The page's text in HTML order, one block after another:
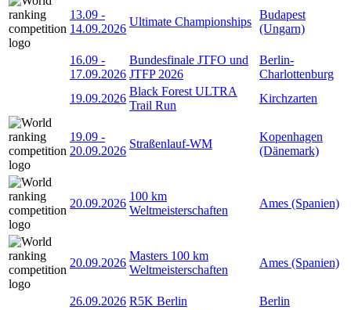
13.09 -
14.09.2026
Ultimate Championships
Budapest
(Ungarn)
16.09 -
17.09.2026
Bundesfinale JTFO und
JTFP 2026
Berlin-
Charlottenburg
19.09.2026
Black Forest ULTRA
Trail Run
Kirchzarten
19.09 -
20.09.2026
Straßenlauf-WM
Kopenhagen
(Dänemark)
20.09.2026
100 km
Weltmeisterschaften
Ames (Spanien)
20.09.2026
Masters 100 km
Weltmeisterschaften
Ames (Spanien)
26.09.2026 R5K Berlin
Berlin